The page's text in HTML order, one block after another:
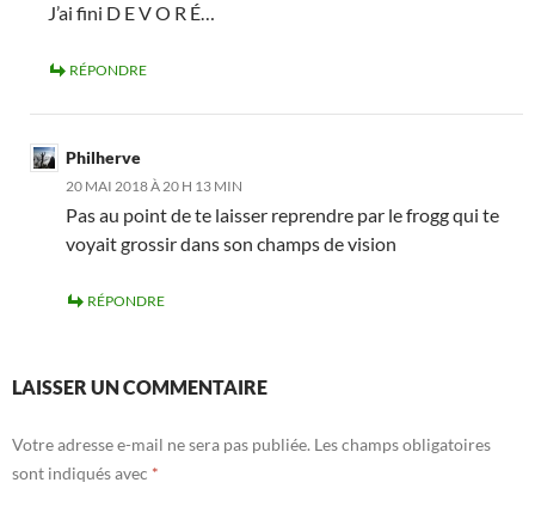
J’ai fini D E V O R É…
RÉPONDRE
Philherve
20 MAI 2018 À 20 H 13 MIN
Pas au point de te laisser reprendre par le frogg qui te
voyait grossir dans son champs de vision
RÉPONDRE
LAISSER UN COMMENTAIRE
Votre adresse e-mail ne sera pas publiée. Les champs obligatoires
sont indiqués avec *